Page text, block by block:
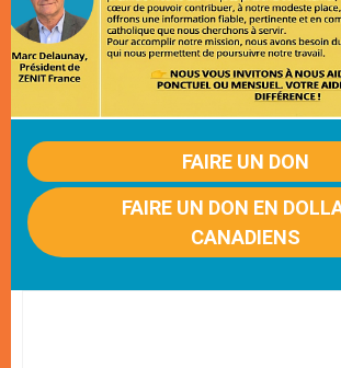
FAIRE UN DON
FAIRE UN DON EN
CANADIENS